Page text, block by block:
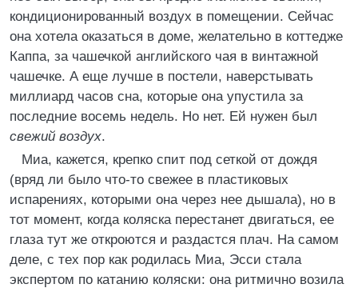
кондиционированный воздух в помещении. Сейчас
она хотела оказаться в доме, желательно в коттедже
Каппа, за чашечкой английского чая в винтажной
чашечке. А еще лучше в постели, наверстывать
миллиард часов сна, которые она упустила за
последние восемь недель. Но нет. Ей нужен был
свежий воздух.
Миа, кажется, крепко спит под сеткой от дождя
(вряд ли было что-то свежее в пластиковых
испарениях, которыми она через нее дышала), но в
тот момент, когда коляска перестанет двигаться, ее
глаза тут же откроются и раздастся плач. На самом
деле, с тех пор как родилась Миа, Эсси стала
экспертом по катанию коляски: она ритмично возила